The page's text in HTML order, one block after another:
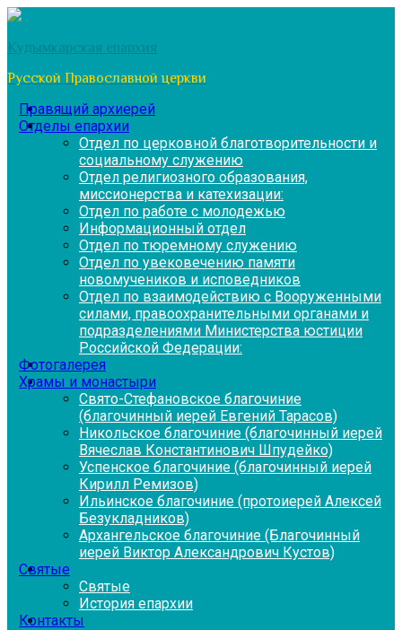
Перейти
содержимому
Кудымкарская епархия
Русской Православной церкви
Правящий архиерей
Отделы епархии
Отдел по церковной благотворительности и
социальному служению
Отдел религиозного образования,
миссионерства и катехизации:
Отдел по работе с молодежью
Информационный отдел
Отдел по тюремному служению
Отдел по увековечению памяти
новомучеников и исповедников
Отдел по взаимодействию с Вооруженными
силами, правоохранительными органами и
подразделениями Министерства юстиции
Российской Федерации:
Фотогалерея
Храмы и монастыри
Свято-Стефановское благочиние
(благочинный иерей Евгений Тарасов)
Никольское благочиние (благочинный иерей
Вячеслав Константинович Шпудейко)
Успенское благочиние (благочинный иерей
Кирилл Ремизов)
Ильинское благочиние (протоиерей Алексей
Безукладников)
Архангельское благочиние (Благочинный
иерей Виктор Александрович Кустов)
Святые
Святые
История епархии
Контакты